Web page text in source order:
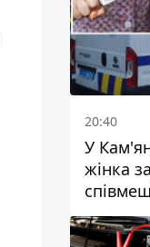
20:40
У
жінка